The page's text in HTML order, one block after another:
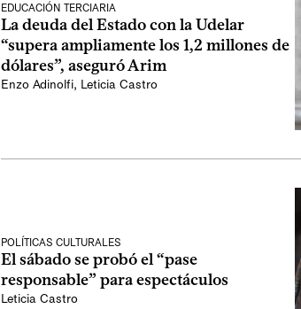
EDUCACIÓN TERCIARIA
La deuda del Estado con la Udelar
“supera ampliamente los 1,2 millones de
dólares”, aseguró Arim
Enzo Adinolfi, Leticia Castro
POLÍTICAS CULTURALES
El sábado se probó el “pase
responsable” para espectáculos
Leticia Castro